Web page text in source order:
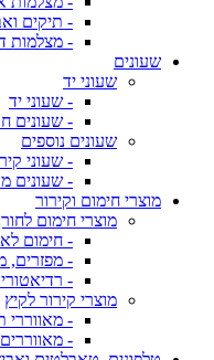
- תיקים
- מצלמות
שעונים
שעוני יד
- שעוני יד
- שעונים
שעונים נוספים
- שעוני קיר
- שעונים
מוצרי חימום וקירור
מוצרי חימום
- חימום
- מפזרים,
-
מוצרי קירור לקיץ
- מאווררי
-